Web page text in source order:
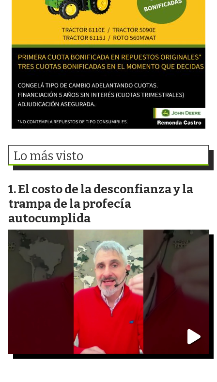
Lo más visto
El costo de la desconfianza y la
trampa de la profecía
autocumplida